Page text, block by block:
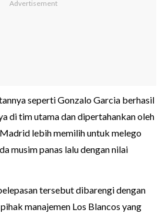
seperti Gonzalo Garcia berhasil
di tim utama dan dipertahankan oleh
lebih memilih untuk melego
musim panas lalu dengan nilai
tersebut dibarengi dengan
manajemen Los Blancos yang